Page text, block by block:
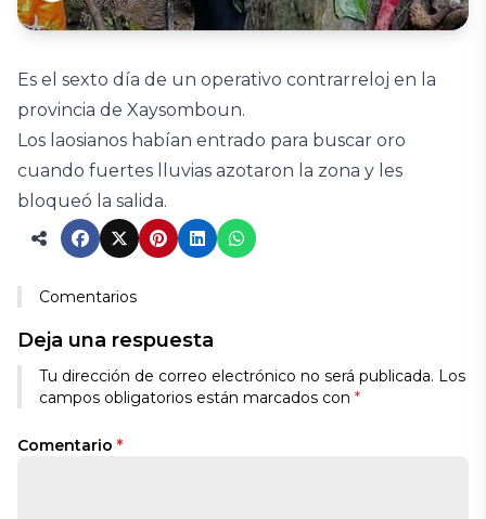
Es el sexto día de un operativo contrarreloj en la
provincia de Xaysomboun.
Los laosianos habían entrado para buscar oro
cuando fuertes lluvias azotaron la zona y les
bloqueó la salida.
Comentarios
Deja una respuesta
Tu dirección de correo electrónico no será publicada. Los
campos obligatorios están marcados con *
Comentario *